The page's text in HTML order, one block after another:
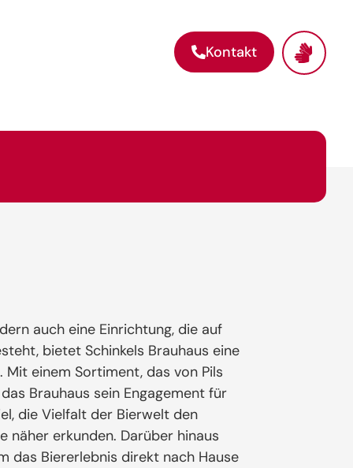
Kontakt
auch eine Einrichtung, die auf
bietet Schinkels Brauhaus eine
einem Sortiment, das von Pils
Brauhaus sein Engagement für
die Vielfalt der Bierwelt den
näher erkunden. Darüber hinaus
das Biererlebnis direkt nach Hause